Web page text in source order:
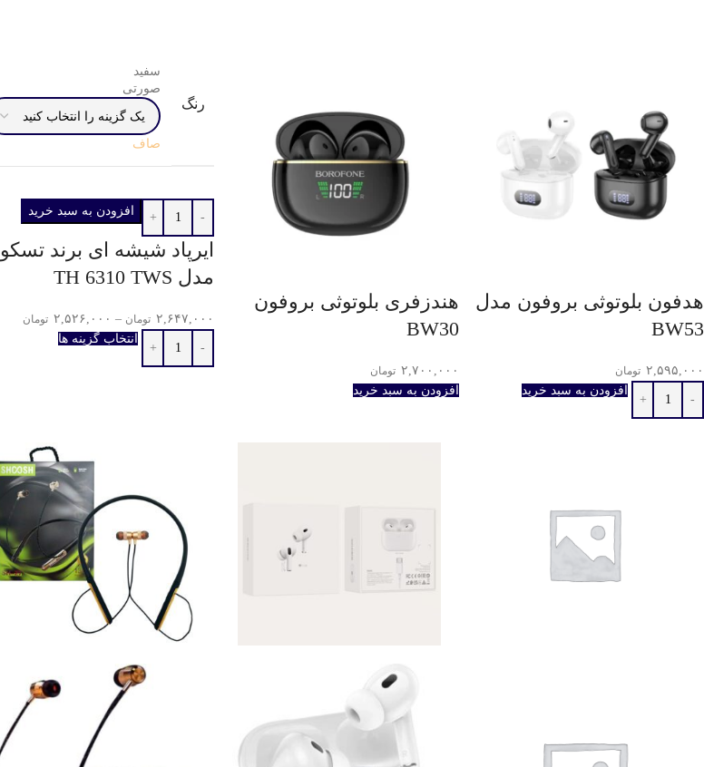
هدفون بلوتوثی بروفون مدل
BW53
۲,۵۹۵,۰۰۰ تومان
افزودن به سبد خرید
هندزفری بلوتوثی بروفون
BW30
۲,۷۰۰,۰۰۰ تومان
افزودن به سبد خرید
رنگ
سفید
صورتی
صاف
افزودن به سبد خرید
ایرپاد شیشه ای برند تسکو
مدل TH 6310 TWS
۲,۶۴۷,۰۰۰ تومان – ۲,۵۲۶,۰۰۰ تومان
انتخاب گزینه ها